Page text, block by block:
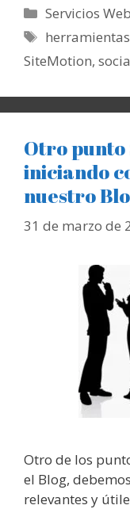
Categorías
Servicios Web
Etiquetas
herramientas
SiteMotion,
Otro punto
iniciando
nuestro
31 de marzo de
Otro de los
el Blog,
relevantes y